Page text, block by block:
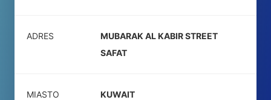
ADRES
MUBARAK AL KABIR STREET
SAFAT
MIASTO KUWAIT